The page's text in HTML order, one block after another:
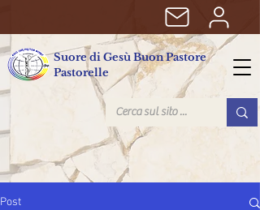
Suore di Gesù Buon Pastore
Pastorelle
Post